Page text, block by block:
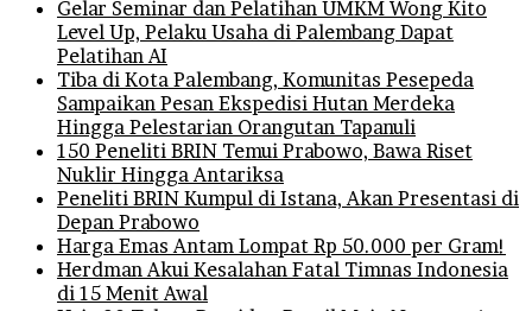
Gelar Seminar dan Pelatihan UMKM Wong Kito
Level Up, Pelaku Usaha di Palembang Dapat
Pelatihan AI
Tiba di Kota Palembang, Komunitas Pesepeda
Sampaikan Pesan Ekspedisi Hutan Merdeka
Hingga Pelestarian Orangutan Tapanuli
150 Peneliti BRIN Temui Prabowo, Bawa Riset
Nuklir Hingga Antariksa
Peneliti BRIN Kumpul di Istana, Akan Presentasi di
Depan Prabowo
Harga Emas Antam Lompat Rp 50.000 per Gram!
Herdman Akui Kesalahan Fatal Timnas Indonesia
di 15 Menit Awal